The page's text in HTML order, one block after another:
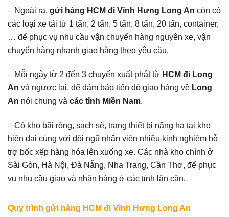
– Ngoài ra, gửi hàng HCM đi Vĩnh Hưng Long An còn có
các loại xe tải từ 1 tấn, 2 tấn, 5 tấn, 8 tấn, 20 tấn, container,
… để phục vụ nhu cầu vận chuyển hàng nguyên xe, vận
chuyển hàng nhanh giao hàng theo yêu cầu.
– Mỗi ngày từ 2 đến 3 chuyến xuất phát từ HCM đi Long
An và ngược lại, để đảm bảo tiến độ giao hàng về Long
An nói chung và các tỉnh Miền Nam.
– Có kho bãi rộng, sạch sẽ, trang thiết bị nâng hạ tại kho
hiện đại cùng với đội ngũ nhân viên nhiều kinh nghiệm hỗ
trợ bốc xếp hàng hóa lên xuống xe. Các nhà kho chính ở
Sài Gòn, Hà Nội, Đà Nẵng, Nha Trang, Cần Thơ, để phục
vụ nhu cầu giao và nhận hàng ở các tỉnh lân cận.
Quy trình gửi hàng HCM đi Vĩnh Hưng Long An